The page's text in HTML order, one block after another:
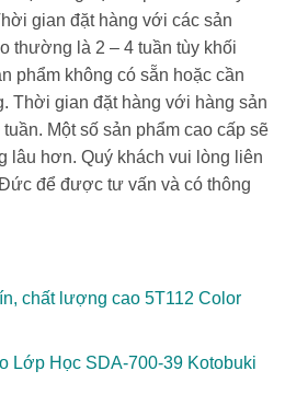
gian đặt hàng với các sản
thường là 2 – 4 tuần tùy khối
phẩm không có sẵn hoặc cần
Thời gian đặt hàng với hàng sản
Một số sản phẩm cao cấp sẽ
lâu hơn. Quý khách vui lòng liên
để được tư vấn và có thông
chất lượng cao 5T112 Color
Lớp Học SDA-700-39 Kotobuki